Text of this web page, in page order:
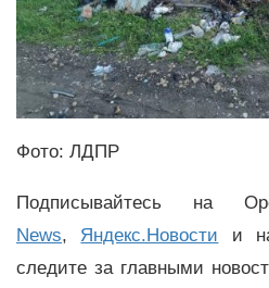
Фото: ЛДПР
Подписывайтесь на
News, Яндекс.Новости и
следите за главными